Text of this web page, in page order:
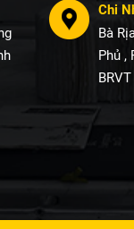
Chi
Bà
Phủ ,
BRVT